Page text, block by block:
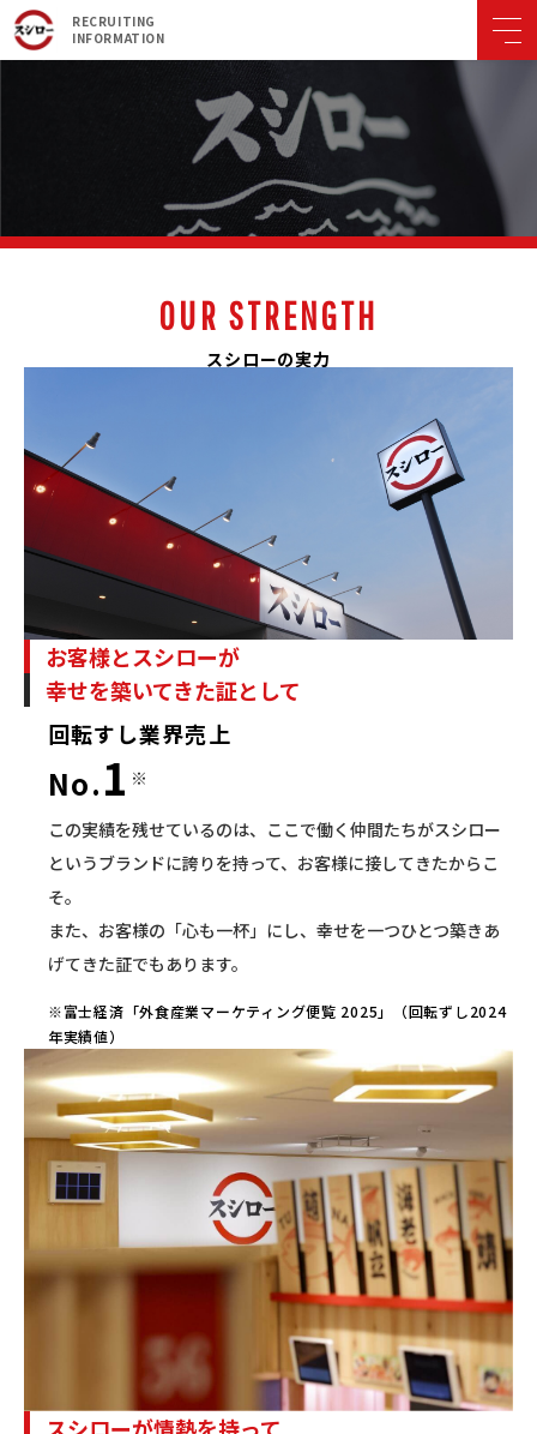
RECRUITING
INFORMATION
OUR STRENGTH
スシローの実力
お客様とスシローが
幸せを築いてきた証として
回転すし業界売上
No.1 ※
この実績を残せているのは、ここで働く仲間たちがスシロー
というブランドに誇りを持って、お客様に接してきたからこ
そ。
また、お客様の「心も一杯」にし、幸せを一つひとつ築きあ
げてきた証でもあります。
※富士経済「外食産業マーケティング便覧 2025」（回転ずし2024
年実績値）